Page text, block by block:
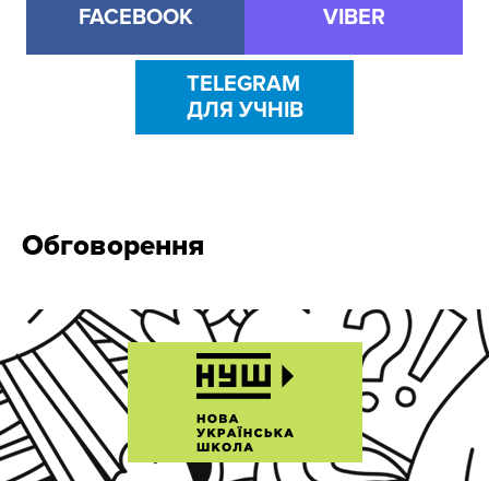
FACEBOOK VIBER
TELEGRAM
ДЛЯ УЧНІВ
Обговорення